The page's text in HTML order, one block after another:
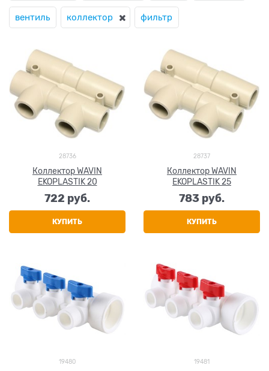
вентиль коллектор фильтр
28736
Коллектор WAVIN
EKOPLASTIK 20
722 руб.
КУПИТЬ
28737
Коллектор WAVIN
EKOPLASTIK 25
783 руб.
КУПИТЬ
19480 19481